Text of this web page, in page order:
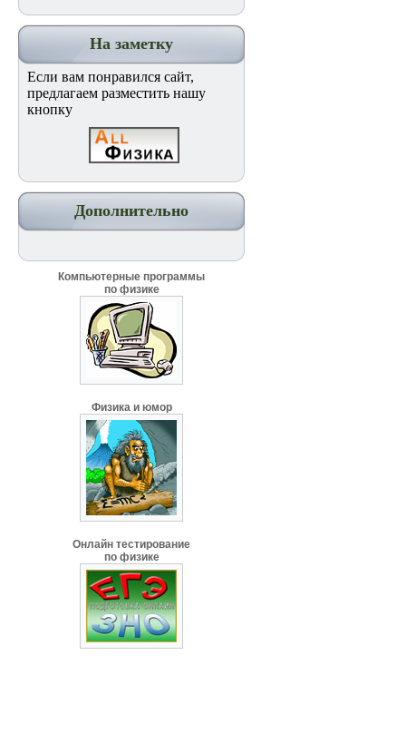
На заметку
Если вам понравился сайт,
предлагаем разместить нашу
кнопку
Дополнительно
Компьютерные программы
по физике
Физика и юмор
Онлайн тестирование
по физике